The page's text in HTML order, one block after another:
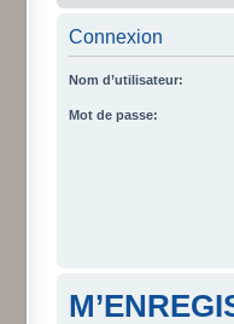
Connexion
Nom d’utilisateur:
Mot de passe: